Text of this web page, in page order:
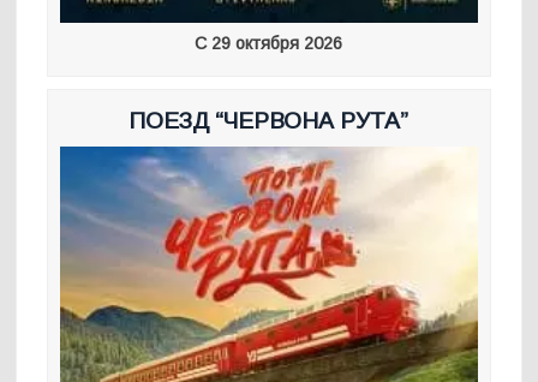
С 29 октября 2026
ПОЕЗД “ЧЕРВОНА РУТА”